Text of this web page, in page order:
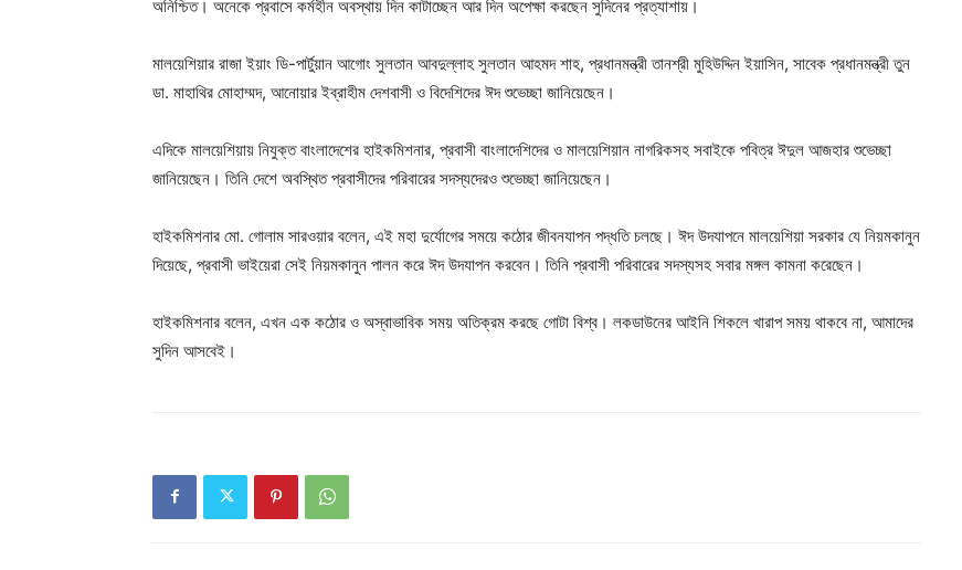
অনিশ্চিত। অনেকে প্রবাসে কর্মহীন অবস্থায় দিন কাটাচ্ছেন আর দিন অপেক্ষা করছেন সুদিনের প্রত্যাশায়।
মালয়েশিয়ার রাজা ইয়াং ডি-পার্টুয়ান আগোং সুলতান আবদুল্লাহ সুলতান আহমদ শাহ, প্রধানমন্ত্রী তানশ্রী মুহিউদ্দিন ইয়াসিন, সাবেক প্রধানমন্ত্রী তুন
ডা. মাহাথির মোহাম্মদ, আনোয়ার ইব্রাহীম দেশবাসী ও বিদেশিদের ঈদ শুভেচ্ছা জানিয়েছেন।
এদিকে মালয়েশিয়ায় নিযুক্ত বাংলাদেশের হাইকমিশনার, প্রবাসী বাংলাদেশিদের ও মালয়েশিয়ান নাগরিকসহ সবাইকে পবিত্র ঈদুল আজহার শুভেচ্ছা
জানিয়েছেন। তিনি দেশে অবস্থিত প্রবাসীদের পরিবারের সদস্যদেরও শুভেচ্ছা জানিয়েছেন।
হাইকমিশনার মো. গোলাম সারওয়ার বলেন, এই মহা দুর্যোগের সময়ে কঠোর জীবনযাপন পদ্ধতি চলছে। ঈদ উদযাপনে মালয়েশিয়া সরকার যে নিয়মকানুন
দিয়েছে, প্রবাসী ভাইয়েরা সেই নিয়মকানুন পালন করে ঈদ উদযাপন করবেন। তিনি প্রবাসী পরিবারের সদস্যসহ সবার মঙ্গল কামনা করেছেন।
হাইকমিশনার বলেন, এখন এক কঠোর ও অস্বাভাবিক সময় অতিক্রম করছে গোটা বিশ্ব। লকডাউনের আইনি শিকলে খারাপ সময় থাকবে না, আমাদের
সুদিন আসবেই।